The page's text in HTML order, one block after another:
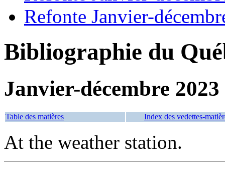
Refonte Janvier-
Bibliographie du
Janvier-décembre 2023
Table des matières Index des vedettes-
At the weather station.